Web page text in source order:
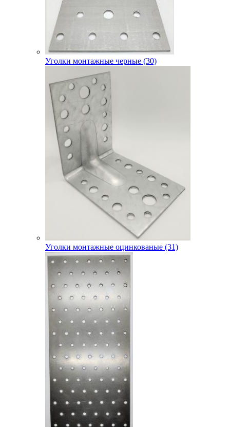
Уголки монтажные черные (30)
Уголки монтажные оцинкованые (31)